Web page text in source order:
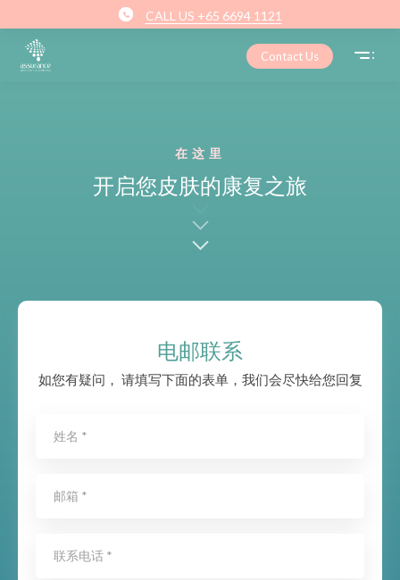
CALL US +65 6694 1121
Contact Us
在这里
开启您皮肤的康复之旅
电邮联系
如您有疑问， 请填写下面的表单，我们会尽快给您回复